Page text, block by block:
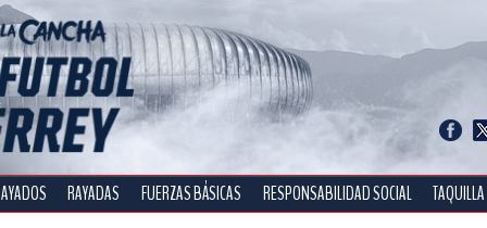
RAYADAS FUERZAS BÁSICAS RESPONSABILIDAD SOCIAL TAQUILLA